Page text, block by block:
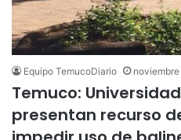
Equipo TemucoDiario
Temuco:
presentan recurso